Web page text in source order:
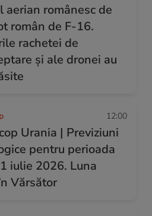
aerian românesc de
român de F-16.
rachetei de
și ale dronei au
12:00
Urania | Previziuni
pentru perioada
iulie 2026. Luna
Vărsător